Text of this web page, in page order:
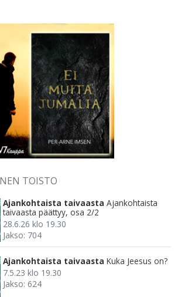
TOISTO
Ajankohtaista taivaasta Ajankohtaista
taivaasta päättyy, osa 2/2
28.6.26 klo 19.30
Jakso: 704
Ajankohtaista taivaasta Kuka Jeesus on?
7.5.23 klo 19.30
Jakso: 624